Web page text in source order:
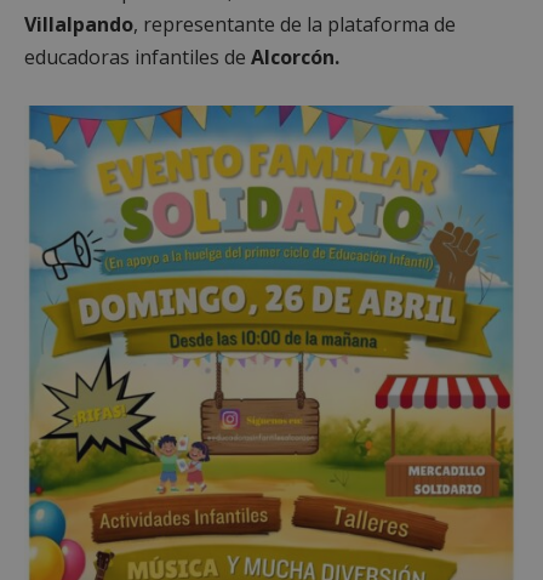
Villalpando, representante de la plataforma de
educadoras infantiles de Alcorcón.